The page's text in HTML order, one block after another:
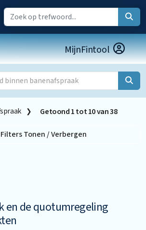
MijnFintool
Getoond1tot10van38
Filters Tonen / Verbergen
en de quotumregeling